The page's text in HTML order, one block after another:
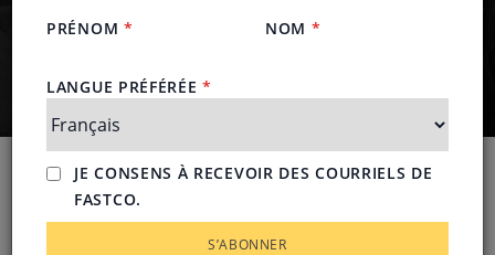
Envoyez-nous un
message
Contactez Dialyn